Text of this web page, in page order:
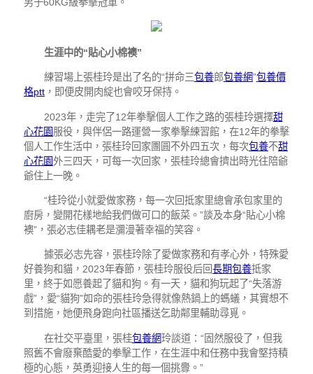
男子60KG級拳擊冠軍。
生涯中的“貼心小棉襖”
練習場上張桂玲是出了名的“拼命三包養郎包養網”包養價
格ptt ，即便皮開肉綻也會咬牙保持。
2023年，走完了12年拳擊個人工作之路的張桂玲選擇甜
心花園服役，與伴侶一路運營一家拳擊練習館，在12年的拳擊
個人工作生活中，張桂玲回家團圓不外四五次，每次包養不甜
心花園外三四天，可每一次回家，張桂玲總會擠出時光往陪爺
爺住上一晚。
“桂玲從小就愛做家務，每一次回抵家里總會承包家里的
廚房，變開花樣地給我們做可口的飯菜。”談及本身“貼心小棉
襖”，張必志佳耦老是瀰漫著幸福的笑容。
據張必志先容，張桂玲除了愛做家務和有孝心外，特殊愛
好養狗和貓，2023年春節，張桂玲服役后回 長期包養抵家
里，終于如愿養起了貓和狗。有一天，貓和狗玩起了“失落游
戲”，愛“貓狗”如命的張桂玲急得就像熱鍋上的螞蟻，其實想不
到措施，她便飛身跑向社區播送乞助鄰里輔助尋覓。
在社交平臺里，張桂包養網玲談道：“固然服役了，但我
照舊不會廢棄酷愛的拳擊工作，在生涯中和任務中我會堅持積
極的心態，英勇迎接人生的每一個挑釁。”